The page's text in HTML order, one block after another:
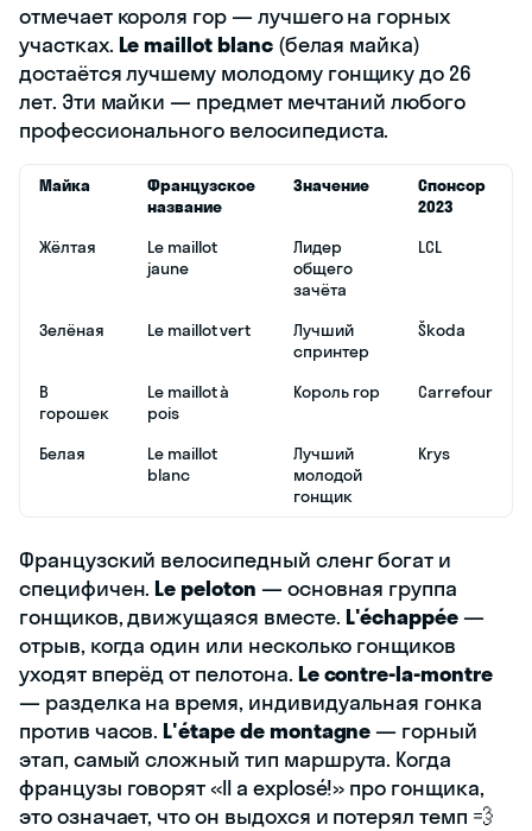
отмечает короля гор — лучшего на горных
участках. Le maillot blanc(белая майка)
достаётся лучшему молодому гонщику до 26
лет. Эти майки — предмет мечтаний любого
профессионального велосипедиста.
Майка
Французское
название
Значение
Спонсор
2023
Жёлтая
Le maillot
jaune
Лидер
общего
зачёта
LCL
Зелёная Le maillot vert
Лучший
спринтер
Škoda
В
горошек
Le maillot à
pois
Король гор Carrefour
Белая
Le maillot
blanc
Лучший
молодой
гонщик
Krys
Французский велосипедный сленг богат и
специфичен.Le peloton — основная группа
гонщиков, движущаяся вместе. L'échappée—
отрыв, когда один или несколько гонщиков
уходят вперёд от пелотона. Le contre-la-montre
— разделка на время, индивидуальная гонка
против часов.L'étape de montagne— горный
этап, самый сложный тип маршрута. Когда
французы говорят «Il a explosé!» про гонщика,
это означает, что он выдохся и потерял темп 💨